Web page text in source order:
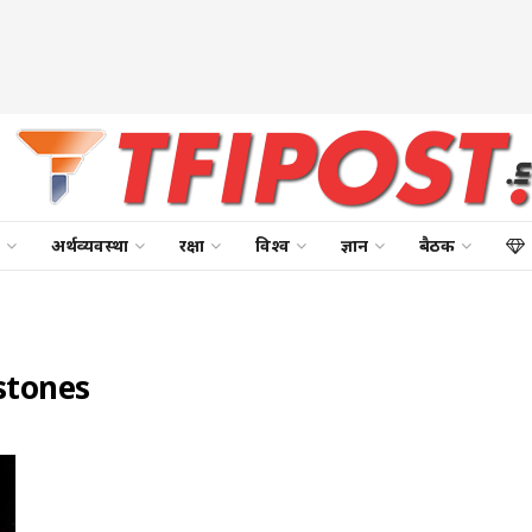
अर्थव्यवस्था रक्षा विश्व ज्ञान बैठक